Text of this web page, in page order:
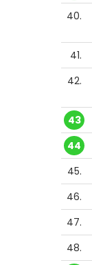
40.
41.
42.
43
44
45.
46.
47.
48.